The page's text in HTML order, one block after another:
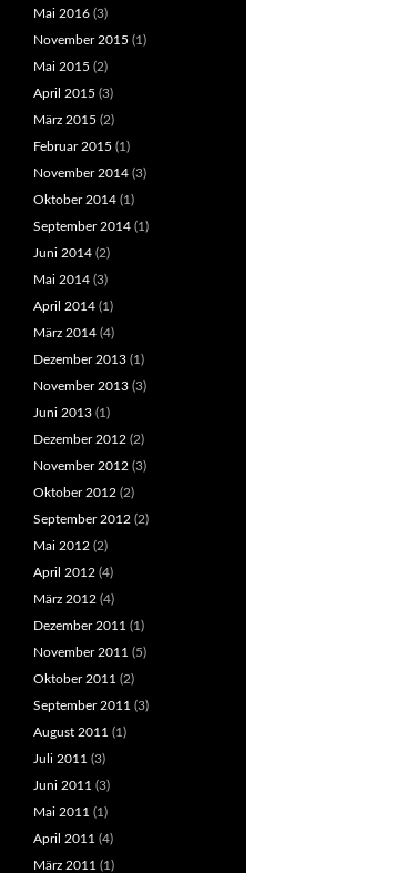
Mai 2016 (3)
November 2015 (1)
Mai 2015 (2)
April 2015 (3)
März 2015 (2)
Februar 2015 (1)
November 2014 (3)
Oktober 2014 (1)
September 2014 (1)
Juni 2014 (2)
Mai 2014 (3)
April 2014 (1)
März 2014 (4)
Dezember 2013 (1)
November 2013 (3)
Juni 2013 (1)
Dezember 2012 (2)
November 2012 (3)
Oktober 2012 (2)
September 2012 (2)
Mai 2012 (2)
April 2012 (4)
März 2012 (4)
Dezember 2011 (1)
November 2011 (5)
Oktober 2011 (2)
September 2011 (3)
August 2011 (1)
Juli 2011 (3)
Juni 2011 (3)
Mai 2011 (1)
April 2011 (4)
März 2011 (1)